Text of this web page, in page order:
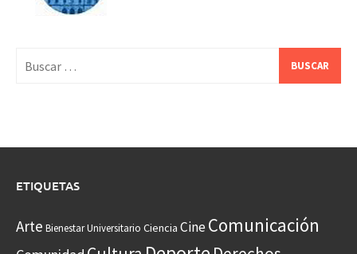
ETIQUETAS
Arte Bienestar Universitario Ciencia CineComunicación